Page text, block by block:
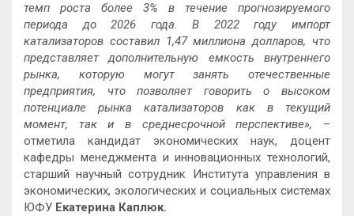
темп роста более 3% в течение прогнозируемого
периода до 2026 года. В 2022 году импорт
катализаторов составил 1,47 миллиона долларов, что
представляет дополнительную емкость внутреннего
рынка, которую могут занять отечественные
предприятия, что позволяет говорить о высоком
потенциале рынка катализаторов как в текущий
момент, так и в среднесрочной перспективе», –
отметила кандидат экономических наук, доцент
кафедры менеджмента и инновационных технологий,
старший научный сотрудник Института управления в
экономических, экологических и социальных системах
ЮФУ Екатерина Каплюк.